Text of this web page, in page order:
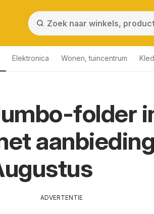
Elektronica Wonen, tuincentrum
folder
ADVERTENTIE